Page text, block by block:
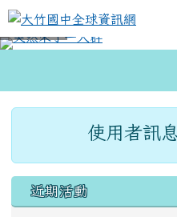
跳至主內容區
大竹國中全球資
使用者訊
左邊區域內容
近期活動